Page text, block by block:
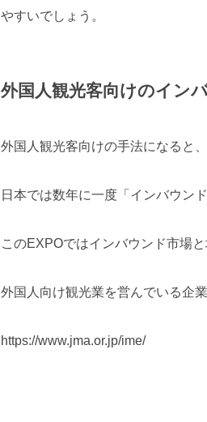
やすいでしょう。
外国人観光客向けのイン
外国人観光客向けの手法になると
日本では数年に一度「インバウン
このEXPOではインバウンド市場
外国人向け観光業を営んでいる企
https://www.jma.or.jp/ime/